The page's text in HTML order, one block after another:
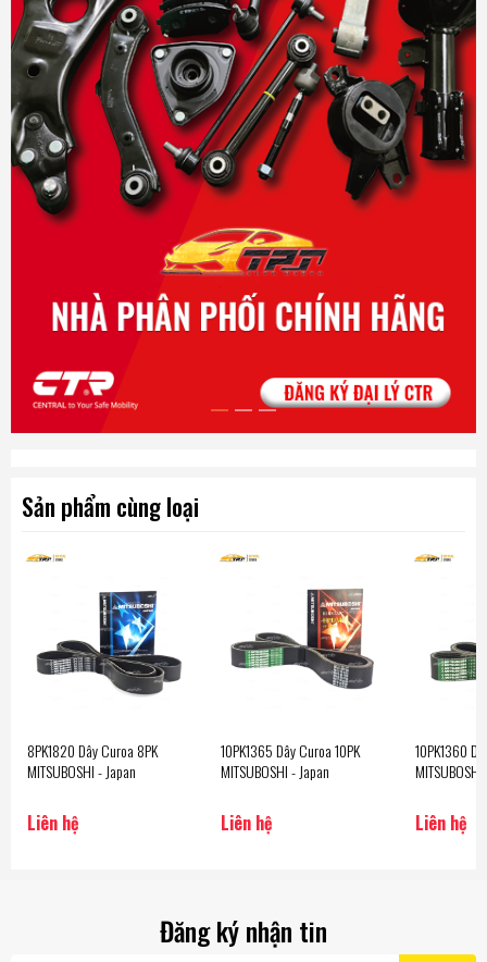
Sản phẩm cùng loại
8PK1820 Dây Curoa 8PK
MITSUBOSHI - Japan
Liên hệ
10PK1365 Dây Curoa 10PK
MITSUBOSHI - Japan
Liên hệ
10PK1360
Liên hệ
Đăng ký nhận tin